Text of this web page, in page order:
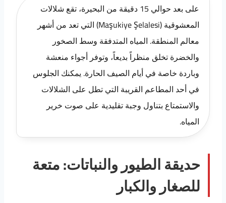
على بعد حوالي 15 دقيقة من البحيرة، تقع شلالات
المعشوقية (Maşukiye Şelalesi) التي تعد من أشهر
معالم المنطقة. المياه المتدفقة وسط الصخور
والخضرة تخلق منظراً بديعاً، وتوفر أجواء منعشة
وباردة خاصة في أيام الصيف الحارة. يمكنك الجلوس
في أحد المطاعم القريبة التي تطل على الشلالات
والاستمتاع بتناول وجبة تقليدية على صوت خرير
المياه.
حديقة الطيور والنباتات: متعة
للصغار والكبار